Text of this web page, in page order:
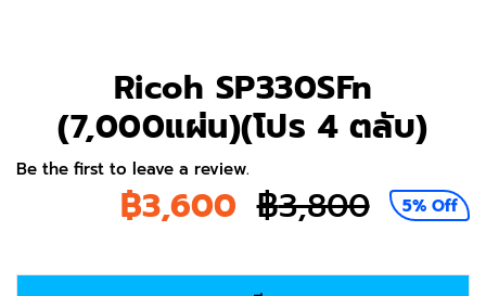
Ricoh SP330SFn
(7,000แผ่น)(โปร 4 ตลับ)
Be the first to leave a review.
฿3,800
price
฿3,600
price
5% Off